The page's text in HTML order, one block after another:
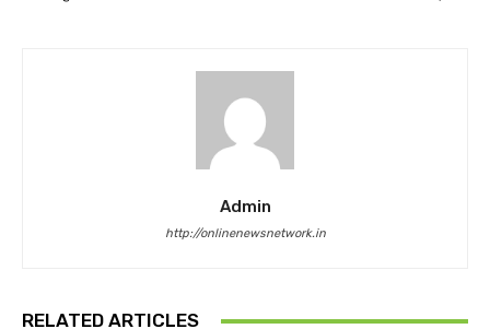
Admin
http://onlinenewsnetwork.in
RELATED ARTICLES